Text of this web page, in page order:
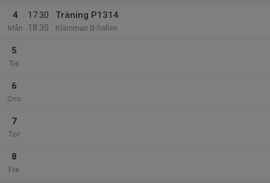
4
Mån
17:30
18:30
Träning P1314
Klämman B-hallen
5
Tis
6
Ons
7
Tor
8
Fre